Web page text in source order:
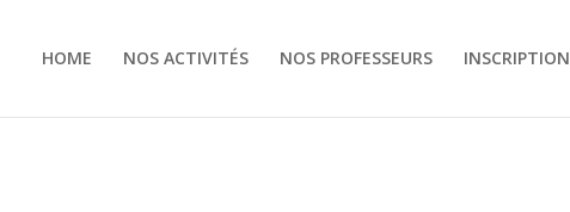
HOME NOS ACTIVITÉS NOS PROFESSEURS INSCRIPTION